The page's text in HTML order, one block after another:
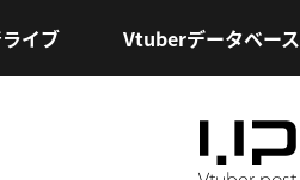
イブ Vtuberデータベース